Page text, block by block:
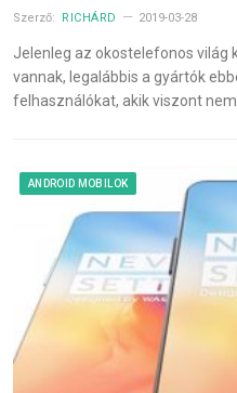
Szerző: RICHÁRD 2019-03-28
Jelenleg az okostelefonos világ
vannak, legalábbis a gyártók
felhasználókat, akik viszont
ANDROID MOBILOK